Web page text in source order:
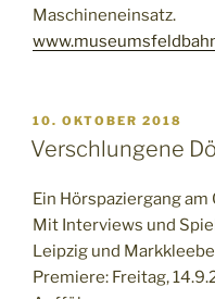
Maschineneinsatz.
VERÖFFENTLICHT
AM
10. OKTOBER 2018
Verschlungene
Ein Hörspaziergang
Mit Interviews und
Leipzig und
Premiere: Freitag,